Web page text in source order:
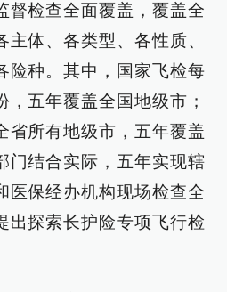
督检查全面覆盖，覆盖全
主体、各类型、各性质、
险种。其中，国家飞检每
五年覆盖全国地级市；
省所有地级市，五年覆盖
门结合实际，五年实现辖
医保经办机构现场检查全
出探索长护险专项飞行检